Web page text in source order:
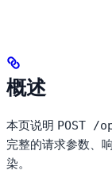
概述
本页说明 POST /
完整的请求参数、
染。